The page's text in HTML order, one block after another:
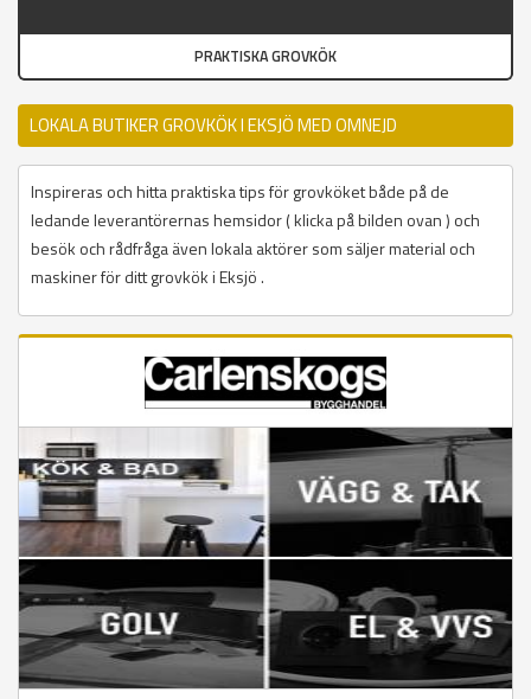
PRAKTISKA GROVKÖK
LOKALA BUTIKER GROVKÖK I EKSJÖ MED OMNEJD
Inspireras och hitta praktiska tips för grovköket både på de
ledande leverantörernas hemsidor ( klicka på bilden ovan ) och
besök och rådfråga även lokala aktörer som säljer material och
maskiner för ditt grovkök i Eksjö .